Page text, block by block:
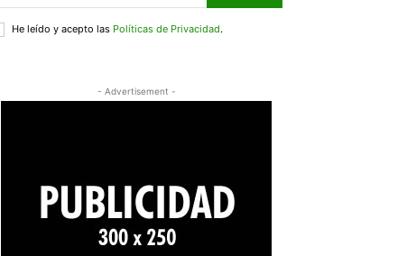
He leído y acepto las Políticas de Privacidad.
- Advertisement -